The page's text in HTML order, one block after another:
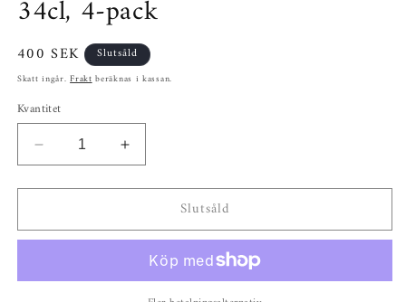
34cl, 4-pack
Ordinarie
pris
400 SEK Slutsåld
Skatt ingår.Fraktberäknas i kassan.
Kvantitet
Minska
kvantitet
för
Orrefors
34cl,
Öka
kvantitet
för
Whiskeyglas
Orrefors
DOF
34cl,
Slutsåld